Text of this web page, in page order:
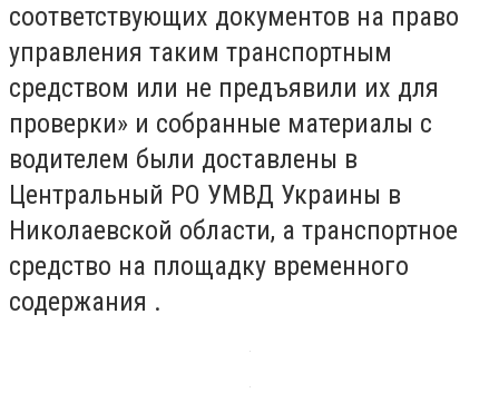
соответствующих документов на право
управления таким транспортным
средством или не предъявили их для
проверки» и собранные материалы с
водителем были доставлены в
Центральный РО УМВД Украины в
Николаевской области, а транспортное
средство на площадку временного
содержания .